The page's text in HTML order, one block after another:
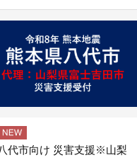
代市向け 災害支援※山梨